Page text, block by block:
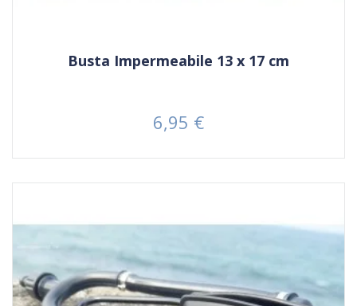
Busta Impermeabile 13 x 17 cm
Prezzo
6,95 €